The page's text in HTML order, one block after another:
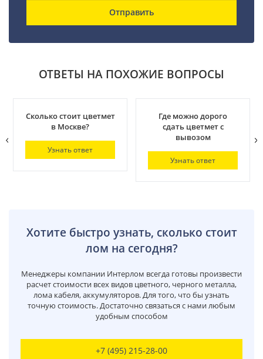
Отправить
ОТВЕТЫ НА ПОХОЖИЕ ВОПРОСЫ
Сколько стоит цветмет
в Москве?
Узнать ответ
Где можно дорого
сдать цветмет с
вывозом
Узнать ответ
Хотите быстро узнать, сколько стоит
лом на сегодня?
Менеджеры компании Интерлом всегда готовы произвести
расчет стоимости всех видов цветного, черного металла,
лома кабеля, аккумуляторов. Для того, что бы узнать
точную стоимость. Достаточно связаться с нами любым
удобным способом
+7 (495) 215-28-00